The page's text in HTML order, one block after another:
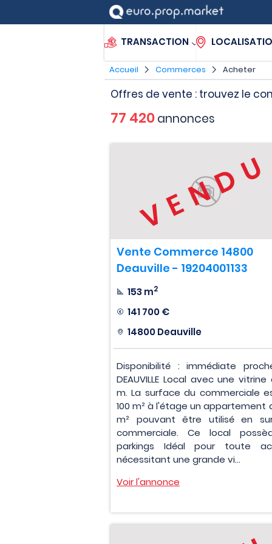
TRANSACTION
Accueil Commerces Acheter
Offres de vente : trouvez le
77 420annonces
Vente Commerce 14800
Deauville - 19204001133
153 m2
141 700 €
14800 Deauville
Disponibilité : immédiate
DEAUVILLE Local avec une vitrine
m. La surface du commerciale
100 m² à l'étage un appartement
m² pouvant être utilisé en
commerciale. Ce local
parkings Idéal pour toute
nécessitant une grande vi...
Voir l'annonce